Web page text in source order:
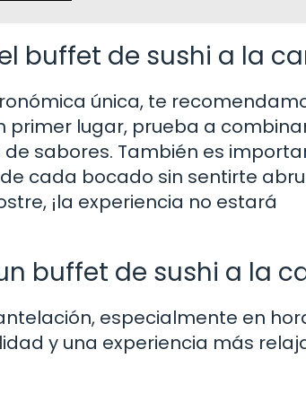
buffet de sushi a la
única, te
primer lugar, prueba a
sabores. También es
cada bocado sin sentirte
¡la experiencia no estará
buffet de sushi a la
especialmente en
y una experiencia más